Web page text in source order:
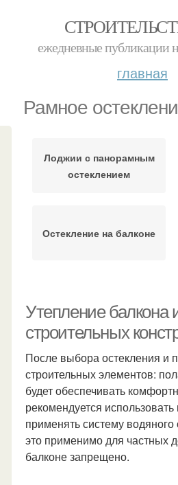
ежедневные публикации
главная
Рамное
Лоджии с панорамным
остеклением
Остекление на балконе
Утепление
строительных
После выбора остекления и
строительных элементов:
будет обеспечивать
рекомендуется
применять систему
это применимо для частных
балконе запрещено.